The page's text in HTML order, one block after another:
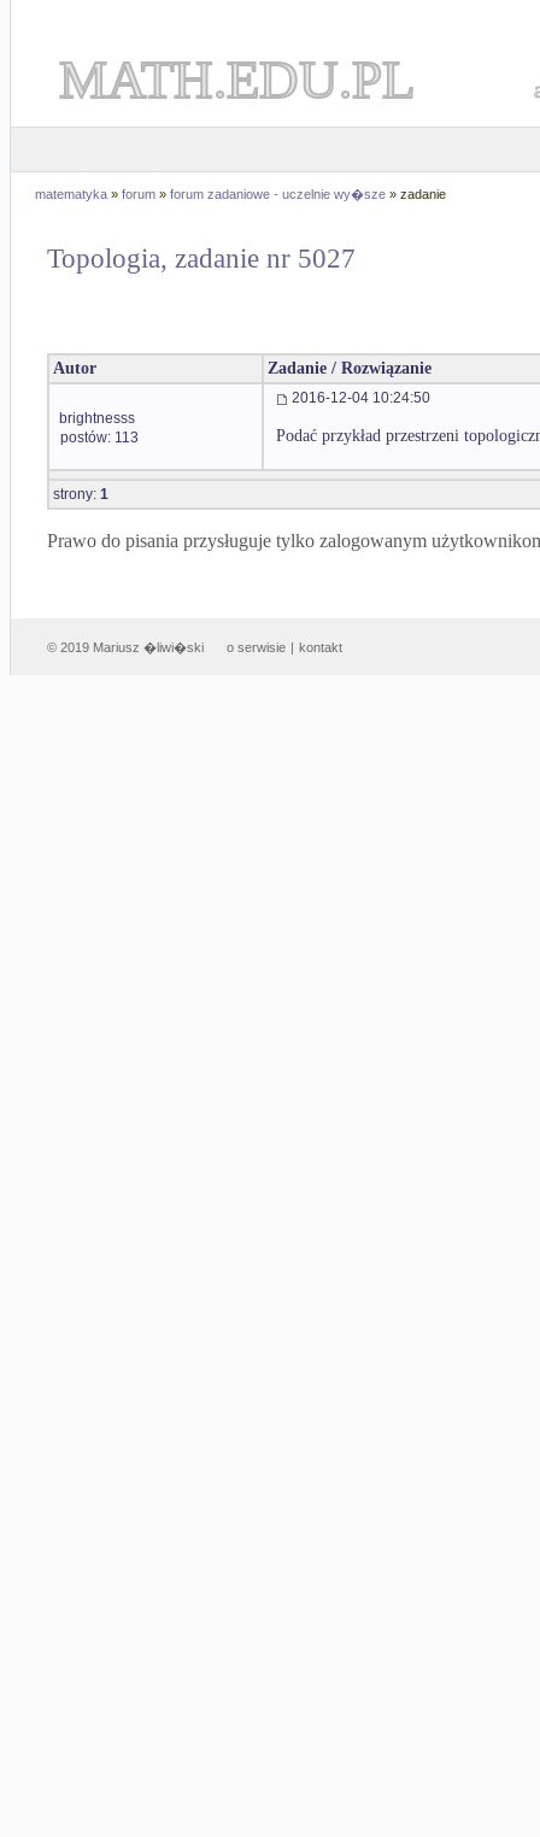
MATH.EDU.PL
matematyka » forum » forum zadaniowe - uczelnie wy�sze » zadanie
Topologia, zadanie nr 5027
Autor Zadanie / Rozwiązanie
brightnesss
postów: 113
2016-12-04 10:24:50
Podać przykład przestrzeni
strony: 1
Prawo do pisania przysługuje tylko zalogowanym
© 2019 Mariusz �liwi�ski o serwisie | kontakt